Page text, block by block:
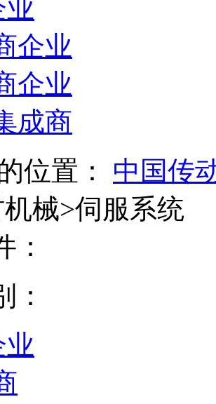
业
企业
企业
成商
位置：
中国传
械>伺服系统
：
：